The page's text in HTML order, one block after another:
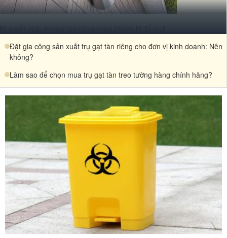
Đặt gia công sản xuất trụ gạt tàn riêng cho đơn vị kinh doanh: Nên
không?
Làm sao để chọn mua trụ gạt tàn treo tường hàng chính hãng?